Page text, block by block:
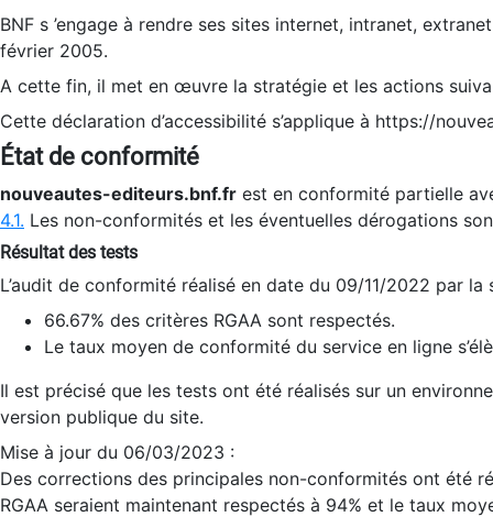
BNF s ’engage à rendre ses sites internet, intranet,
février 2005.
A cette fin, il met en œuvre la stratégie et les actions
Cette déclaration d’accessibilité s’applique à https://
État de conformité
nouveautes-editeurs.bnf.fr est en conformité partielle
4.1. Les non-conformités et les éventuelles dérogations
Résultat des tests
L’audit de conformité réalisé en date du 09/11/2022 par
66.67% des critères RGAA sont respectés.
Le taux moyen de conformité du service en ligne
Il est précisé que les tests ont été réalisés sur un
version publique du site.
Mise à jour du 06/03/2023 :
Des corrections des principales non-conformités ont été
RGAA seraient maintenant respectés à 94% et le taux